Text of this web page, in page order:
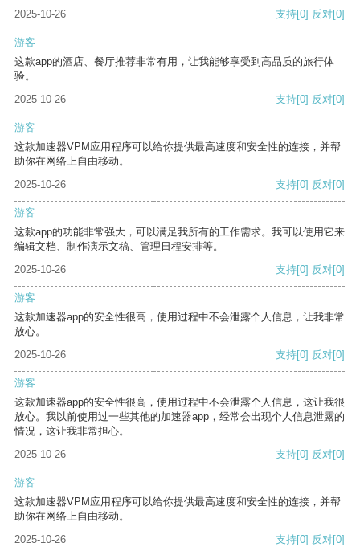
2025-10-26 支持[0] 反对[0]
游客
这款app的酒店、餐厅推荐非常有用，让我能够享受到高品质的旅行体
验。
2025-10-26
支持[0] 反对[0]
游客
这款加速器VPM应用程序可以给你提供最高速度和安全性的连接，并帮
助你在网络上自由移动。
2025-10-26
支持[0] 反对[0]
游客
这款app的功能非常强大，可以满足我所有的工作需求。我可以使用它来
编辑文档、制作演示文稿、管理日程安排等。
2025-10-26
支持[0] 反对[0]
游客
这款加速器app的安全性很高，使用过程中不会泄露个人信息，让我非常
放心。
2025-10-26
支持[0] 反对[0]
游客
这款加速器app的安全性很高，使用过程中不会泄露个人信息，这让我很
放心。我以前使用过一些其他的加速器app，经常会出现个人信息泄露的
情况，这让我非常担心。
2025-10-26
支持[0] 反对[0]
游客
这款加速器VPM应用程序可以给你提供最高速度和安全性的连接，并帮
助你在网络上自由移动。
2025-10-26
支持[0] 反对[0]